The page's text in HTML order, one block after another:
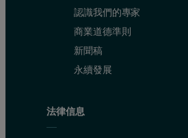
認識我們的專家
商業道德準則
新聞稿
永續發展
法律信息